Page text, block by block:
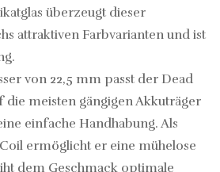
überzeugt dieser
attraktiven Farbvarianten und ist
von 22,5 mm passt der Dead
die meisten gängigen Akkuträger
einfache Handhabung. Als
ermöglicht er eine mühelose
dem Geschmack optimale